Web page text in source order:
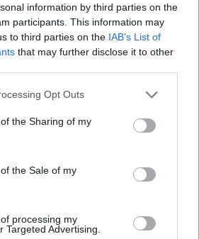
information by third parties on the
participants. This information may
to third parties on the IAB’s List of
that may further disclose it to other
Opt Outs
the Sharing of my
the Sale of my
processing my
Targeted Advertising.